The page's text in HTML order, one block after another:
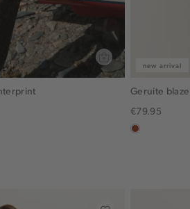
new arrival
Geruite
€79.95
bruin